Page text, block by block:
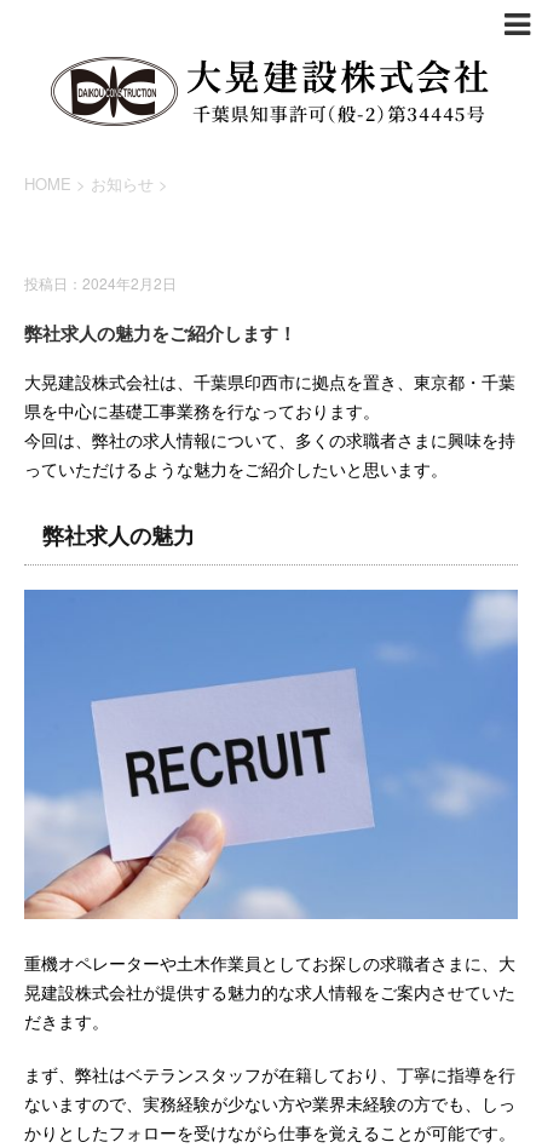
HOME > お知らせ >
投稿日：2024年2月2日
弊社求人の魅力をご紹介します！
大晃建設株式会社は、千葉県印西市に拠点を置き、東京都・千葉
県を中心に基礎工事業務を行なっております。
今回は、弊社の求人情報について、多くの求職者さまに興味を持
っていただけるような魅力をご紹介したいと思います。
弊社求人の魅力
重機オペレーターや土木作業員としてお探しの求職者さまに、大
晃建設株式会社が提供する魅力的な求人情報をご案内させていた
だきます。
まず、弊社はベテランスタッフが在籍しており、丁寧に指導を行
ないますので、実務経験が少ない方や業界未経験の方でも、しっ
かりとしたフォローを受けながら仕事を覚えることが可能です。